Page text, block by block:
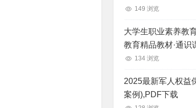
149 浏览
大学生职业素养教
教育精品教材·通识
134 浏览
2025最新军人权益
案例),PDF下载